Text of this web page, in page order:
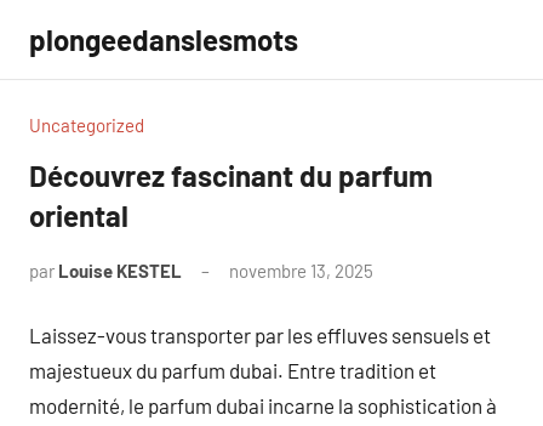
contenu
plongeedanslesmots
Uncategorized
Découvrez fascinant du parfum
oriental
par Louise KESTEL novembre 13, 2025
Laissez-vous transporter par les effluves sensuels et
majestueux du parfum dubai. Entre tradition et
modernité, le parfum dubai incarne la sophistication à